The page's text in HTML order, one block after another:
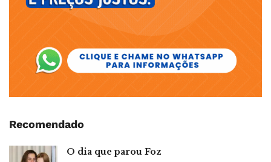
Recomendado
O dia que parou Foz